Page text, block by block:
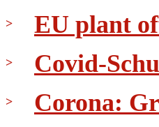
> EU plant
> Covid-
> Corona: